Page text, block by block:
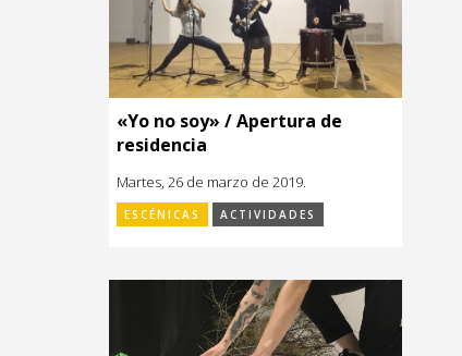
«Yo no soy» / Apertura de
residencia
Martes, 26 de marzo de 2019.
ESCÉNICAS ACTIVIDADES